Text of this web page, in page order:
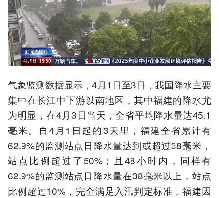
气象监测数据显示，4月1日至3日，我国降水主要
集中在长江中下游以南地区，其中福建的降水尤
为明显，在4月3日当天，全省平均降水量达45.1
毫米。自4月1日起的3天里，福建全省累计有
62.9%的监测站点日降水量达到或超过38毫米，
站点比例超过了50%；且48小时内，同样有
62.9%的监测站点日降水量在38毫米以上，站点
比例超过10%，完全满足入汛判定标准，福建因